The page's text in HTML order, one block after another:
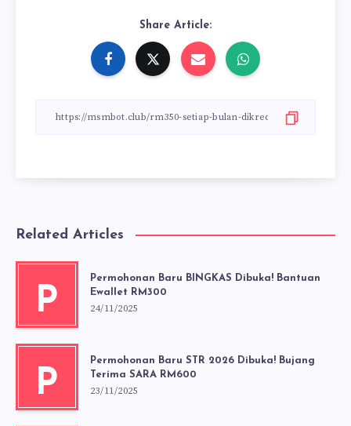
Share Article:
Related Articles
P
Permohonan Baru BINGKAS Dibuka! Bantuan
Ewallet RM300
24/11/2025
P
Permohonan Baru STR 2026 Dibuka! Bujang
Terima SARA RM600
23/11/2025